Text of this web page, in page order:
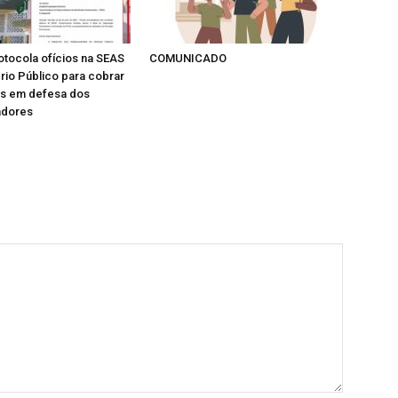
ofícios na SEAS
Público para cobrar
em defesa dos
COMUNICADO